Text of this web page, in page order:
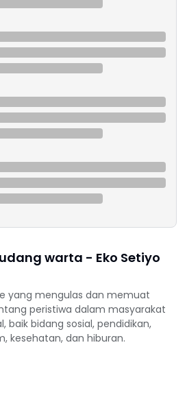
warta - Eko Setiyo
yang mengulas dan memuat
peristiwa dalam masyarakat
baik bidang sosial, pendidikan,
kesehatan, dan hiburan.